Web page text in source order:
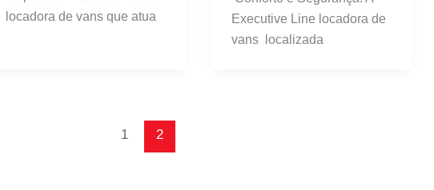
locadora de vans que atua
Executive Line locadora de
vans localizada
1 2